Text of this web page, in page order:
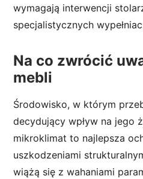
wymagają interwencji
specjalistycznych
Na co zwrócić
mebli
Środowisko, w którym
decydujący wpływ na jego
mikroklimat to najlepsza
uszkodzeniami
wiążą się z wahaniami